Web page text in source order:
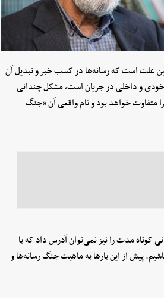
علت است که رسانه‌ها در کسب خبر و تبدیل آن
خودی و داخلی در جریان است، مشکل چندانی
متفاوت خواهد بود و نام واقعی آن «جنگ
حتی یک بازه زمانی کوتاه مدت را نیز نمی‌توان آدرس داد که با
پیش از این بارها به ماهیت جنگ رسانه‌ها و